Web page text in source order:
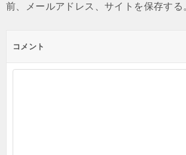
前、メールアドレス、サイトを保存する
コメント